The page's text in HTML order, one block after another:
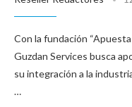
Con la fundación
Guzdan Services busca
su integración a la
…